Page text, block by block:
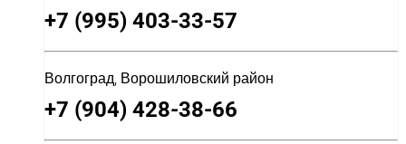
+7 (995) 403-33-57
Волгоград, Ворошиловский район
+7 (904) 428-38-66